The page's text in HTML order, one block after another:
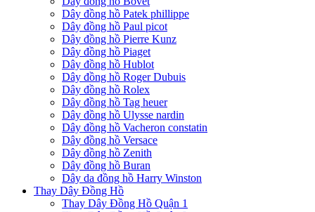
Dây đồng hồ Patek phillippe
Dây đồng hồ Paul picot
Dây đồng hồ Pierre Kunz
Dây đồng hồ Piaget
Dây đồng hồ Hublot
Dây đồng hồ Roger Dubuis
Dây đồng hồ Rolex
Dây đồng hồ Tag heuer
Dây đồng hồ Ulysse nardin
Dây đồng hồ Vacheron constatin
Dây đồng hồ Versace
Dây đồng hồ Zenith
Dây đồng hồ Buran
Dây da đồng hồ Harry Winston
Thay Dây Đồng Hồ
Thay Dây Đồng Hồ Quận 1